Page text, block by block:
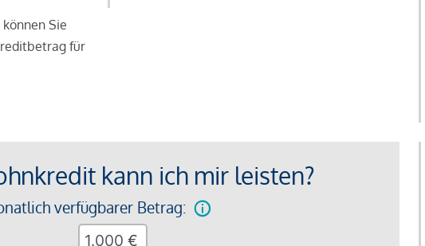
Sie
für
kann ich mir leisten?
verfügbarer Betrag:
€